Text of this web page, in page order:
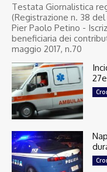
Testata Giornalistica
(Registrazione n. 38
Pier Paolo Petino -
beneficiaria dei
maggio 2017, n.70